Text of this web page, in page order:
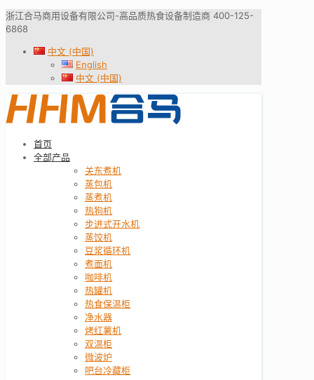
浙江合马商用设备有限公司-高品质热食设备制造商 400-125-
6868
中文 (中国)
English
中文 (中国)
首页
全部产品
关东煮机
蒸包机
蒸煮机
热狗机
步进式开水机
蒸饺机
豆浆循环机
煮面机
咖啡机
热罐机
热食保温柜
净水器
烤红薯机
双温柜
微波炉
吧台冷藏柜